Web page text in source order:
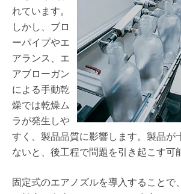
れています。
しかし、ブロ
ーパイプやエ
アランス、エ
アブローガン
による手動乾
燥では乾燥ム
ラが発生しや
すく、製品品質に影響します。製品が
ないと、後工程で問題を引き起こす可
固定式のエアノズルを導入することで